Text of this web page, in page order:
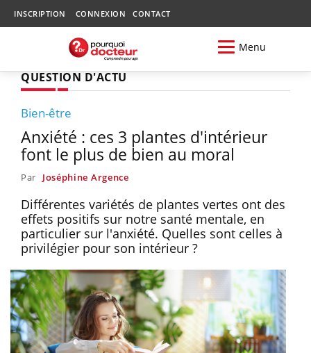
INSCRIPTION CONNEXION CONTACT
Menu
QUESTION D'ACTU
Bien-être
Anxiété : ces 3 plantes d'intérieur
font le plus de bien au moral
Par Joséphine Argence
Différentes variétés de plantes vertes ont des
effets positifs sur notre santé mentale, en
particulier sur l'anxiété. Quelles sont celles à
privilégier pour son intérieur ?